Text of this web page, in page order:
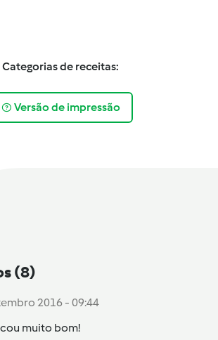
Categorias de receitas:
Versão de impressão
(8)
2016 - 09:44
muito bom!